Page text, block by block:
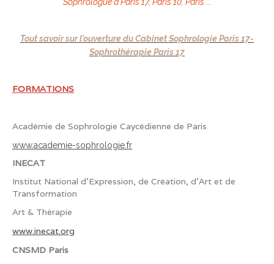
Tout savoir sur l'ouverture du Cabinet Sophrologie Paris 17-
Sophrothérapie Paris 17
FORMATIONS
Académie de Sophrologie Caycédienne de Paris
www.academie-sophrologie.fr
INECAT
Institut National d'Expression, de Création, d'Art et de
Transformation
Art & Thérapie
www.inecat.org
CNSMD Paris